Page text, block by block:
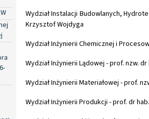
Wydział Instalacji Budowlanych,
Krzysztof Wojdyga
Wydział Inżynierii Chemicznej i
Wydział Inżynierii Lądowej - prof. nzw.
Wydział Inżynierii Materiałowej - prof.
Wydział Inżynierii Produkcji - prof. dr